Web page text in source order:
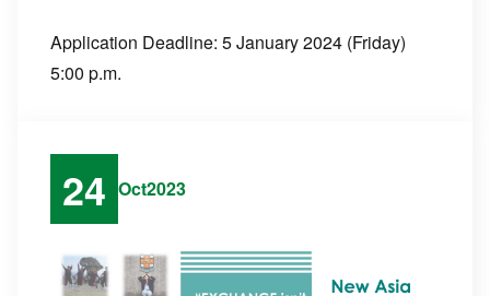
Application Deadline: 5 January 2024 (Friday)
5:00 p.m.
24 Oct2023